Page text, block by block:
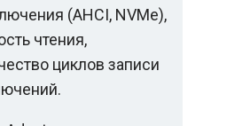
(AHCI, NVMe),
чтения,
циклов записи